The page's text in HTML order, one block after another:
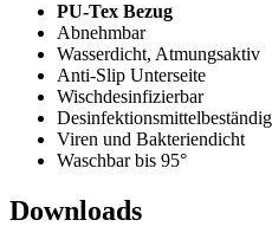
PU-Tex Bezug
Abnehmbar
Wasserdicht, Atmungsaktiv
Anti-Slip Unterseite
Wischdesinfizierbar
Desinfektionsmittelbeständig
Viren und Bakteriendicht
Waschbar bis 95°
Downloads